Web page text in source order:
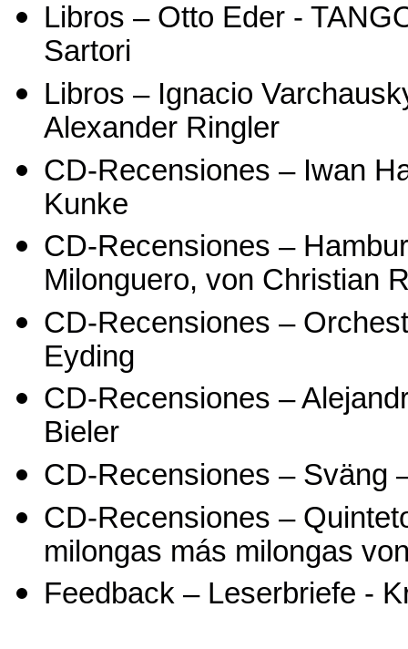
Libros – Otto Eder -
Sartori
Libros – Ignacio
Alexander Ringler
CD-Recensiones – Iwan
Kunke
CD-Recensiones –
Milonguero, von Christian
CD-Recensiones –
Eyding
CD-Recensiones –
Bieler
CD-Recensiones – Sväng
CD-Recensiones –
milongas más milongas
Feedback – Leserbriefe -